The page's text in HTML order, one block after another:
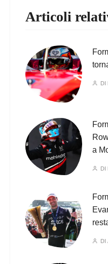
Articoli
DI
a
DI
DI